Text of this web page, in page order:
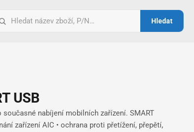
Hledat
USB
nabíjení mobilních zařízení. SMART
zařízení AIC • ochrana proti přetížení, přepětí,